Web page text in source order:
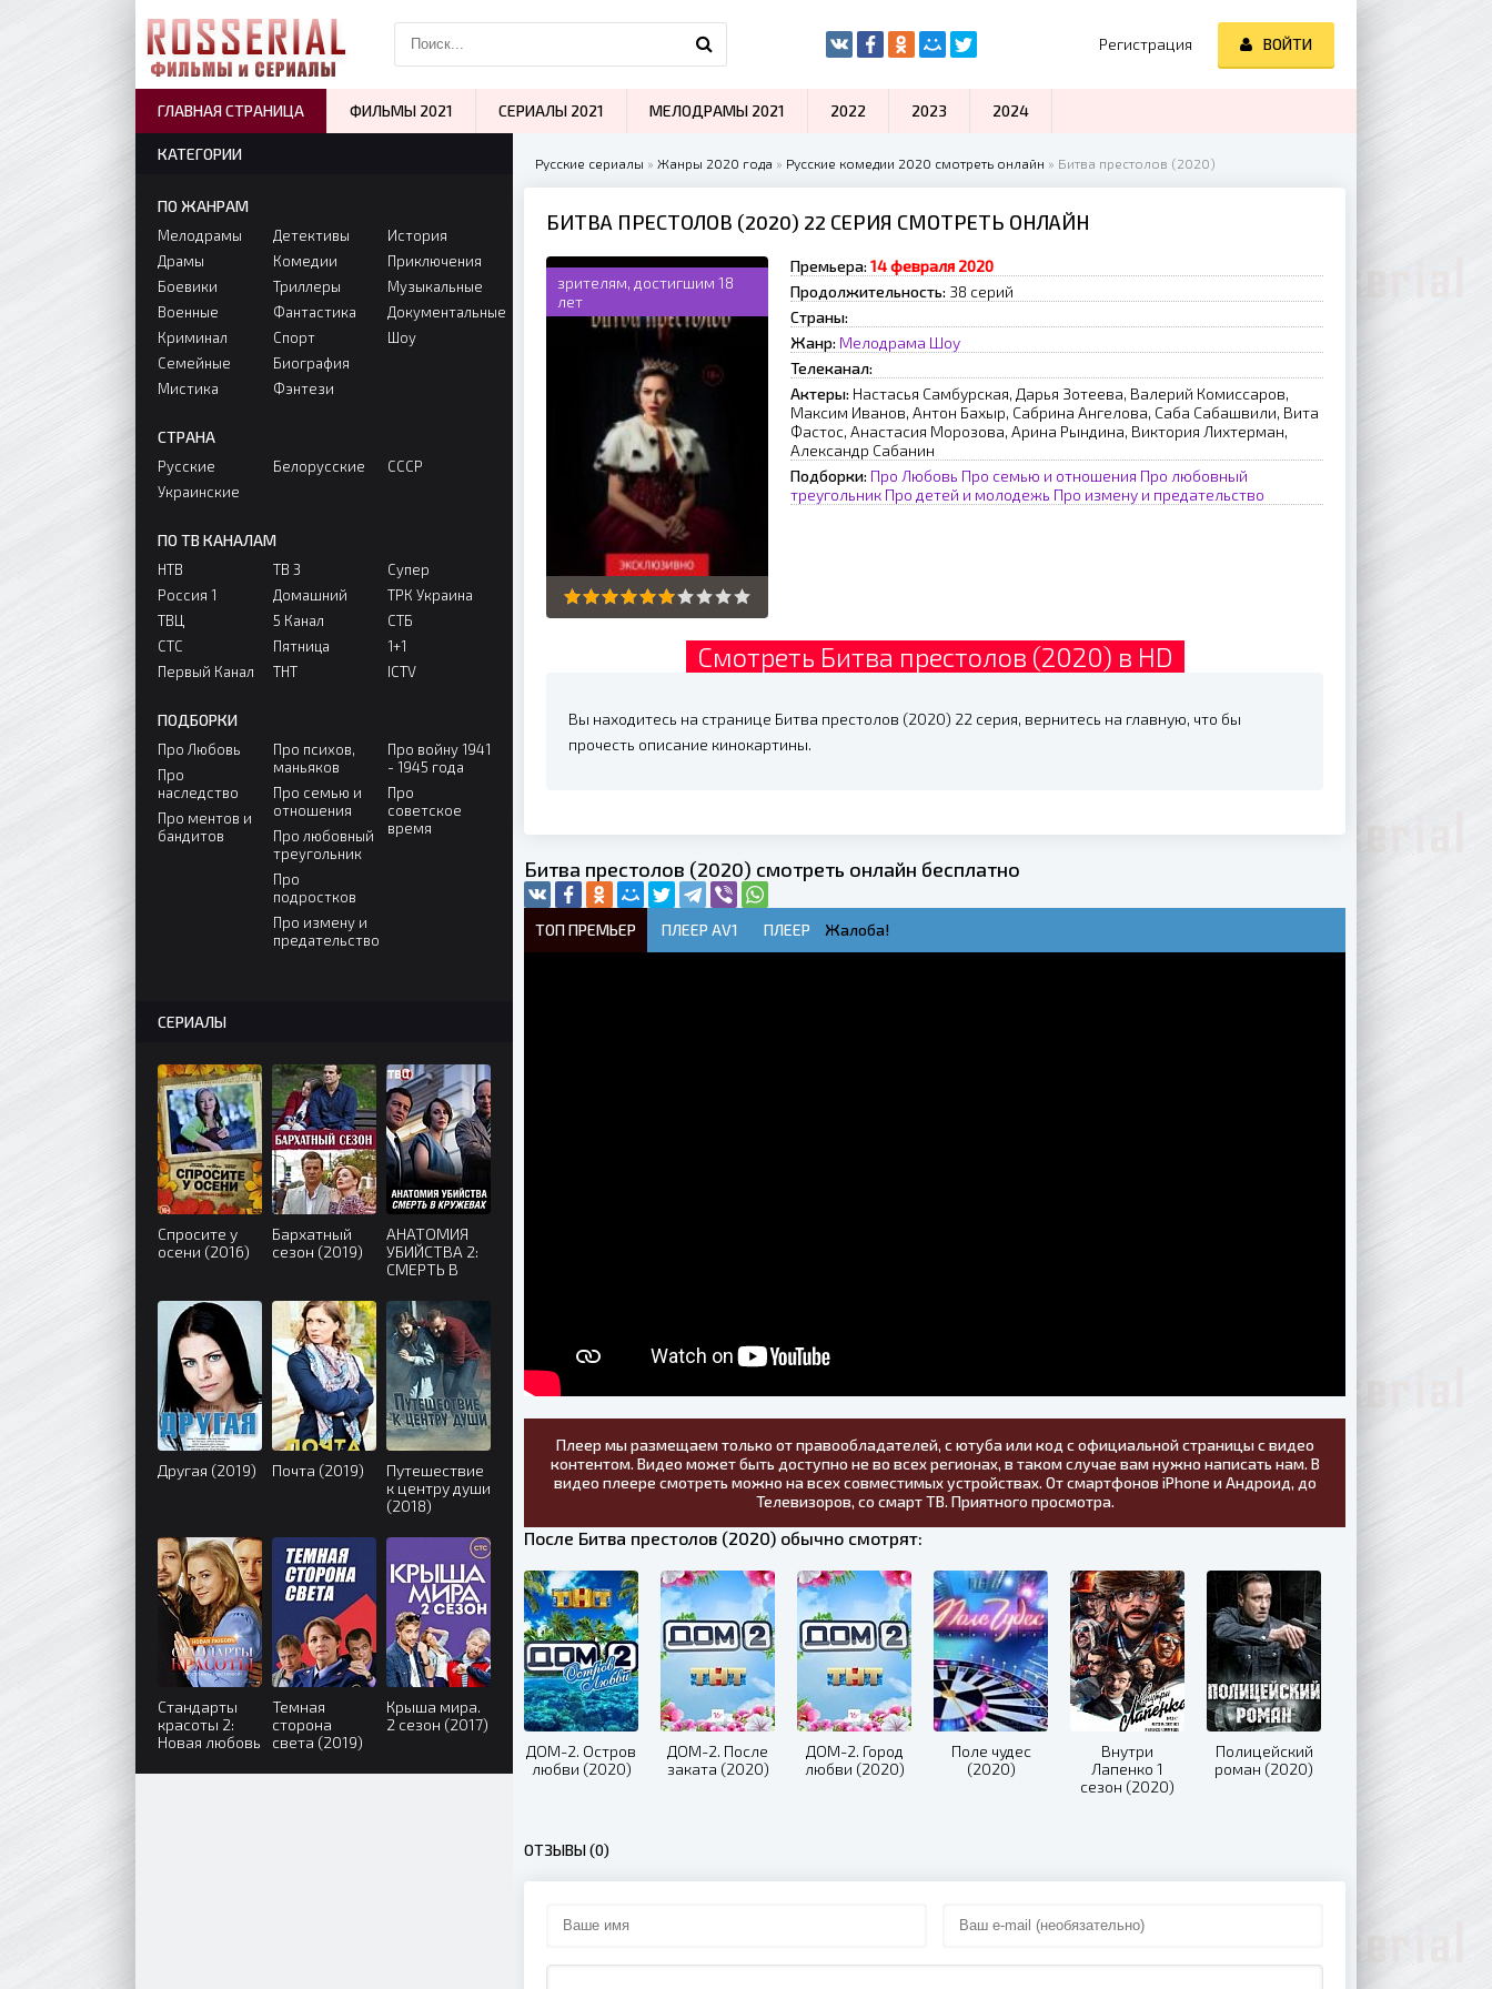
Русские сериалы » Жанры 2020 года » Русские комедии 2020 смотреть онлайн » Битва престолов (2020)
БИТВА ПРЕСТОЛОВ (2020) 22 СЕРИЯ СМОТРЕТЬ ОНЛАЙН
зрителям, достигшим 18
лет
Премьера: 14 февраля 2020
Продолжительность: 38 серий
Страны:
Жанр: Мелодрама Шоу
Телеканал:
Актеры: Настасья Самбурская, Дарья Зотеева, Валерий Комиссаров,
Максим Иванов, Антон Бахыр, Сабрина Ангелова, Саба Сабашвили, Вита
Фастос, Анастасия Морозова, Арина Рындина, Виктория Лихтерман,
Александр Сабанин
Подборки: Про Любовь Про семью и отношения Про любовный
треугольник Про детей и молодежь Про измену и предательство
Смотреть Битва престолов (2020) в HD
Вы находитесь на странице Битва престолов (2020) 22 серия, вернитесь на главную, что бы
прочесть описание кинокартины.
Битва престолов (2020) смотреть онлайн бесплатно
ТОП ПРЕМЬЕР ПЛЕЕР AV1 ПЛЕЕР Жалоба!
Плеер мы размещаем только от правообладателей, с ютуба или код с официальной страницы с видео
контентом. Видео может быть доступно не во всех регионах, в таком случае вам нужно написать нам. В
видео плеере смотреть можно на всех совместимых устройствах. От смартфонов iPhone и Андроид, до
Телевизоров, со смарт ТВ. Приятного просмотра.
После Битва престолов (2020) обычно смотрят:
ДОМ-2. Остров
любви (2020)
ДОМ-2. После
заката (2020)
ДОМ-2. Город
любви (2020)
Поле чудес
(2020)
Внутри
Лапенко 1
сезон (2020)
Полицейский
роман (2020)
ОТЗЫВЫ (0)
КАТЕГОРИИ
ПО ЖАНРАМ
Мелодрамы
Драмы
Боевики
Военные
Криминал
Семейные
Мистика
Детективы
Комедии
Триллеры
Фантастика
Спорт
Биография
Фэнтези
История
Приключения
Музыкальные
Документальные
Шоу
СТРАНА
Русские
Украинские
Белорусские СССР
ПО ТВ КАНАЛАМ
НТВ
Россия 1
ТВЦ
СТС
Первый Канал
ТВ 3
Домашний
5 Канал
Пятница
ТНТ
Супер
ТРК Украина
СТБ
1+1
ICTV
ПОДБОРКИ
Про Любовь
Про
наследство
Про ментов и
бандитов
Про психов,
маньяков
Про семью и
отношения
Про любовный
треугольник
Про
подростков
Про измену и
предательство
Про войну 1941
- 1945 года
Про
советское
время
СЕРИАЛЫ
Спросите у
осени (2016)
Бархатный
сезон (2019)
АНАТОМИЯ
УБИЙСТВА 2:
СМЕРТЬ В
(2019)
Другая (2019) Почта (2019)
Путешествие
к центру души
(2018)
Стандарты
красоты 2:
Новая любовь
Темная
сторона
света (2019)
Крыша мира.
2 сезон (2017)
Регистрация ВОЙТИ
ГЛАВНАЯ СТРАНИЦА ФИЛЬМЫ 2021 СЕРИАЛЫ 2021 МЕЛОДРАМЫ 2021 2022 2023 2024